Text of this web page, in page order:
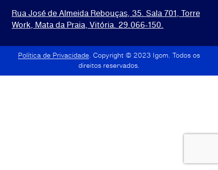
Rua José de Almeida Rebouças, 35. Sala 701, Torre
Work, Mata da Praia, Vitória. 29.066-150.
Política de Privacidade . Copyright © 2023 Igom. Todos os
direitos reservados.